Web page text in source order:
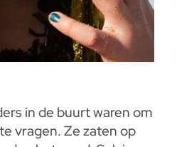
in de buurt waren om
vragen. Ze zaten op